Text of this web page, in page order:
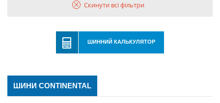
Скинути всі фільтри
ШИННИЙ КАЛЬКУЛЯТОР
ШИНИ CONTINENTAL